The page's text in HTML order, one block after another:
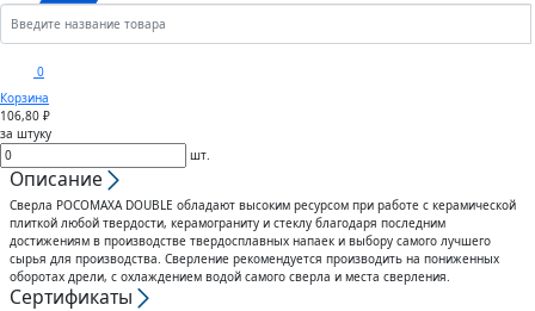
0
Корзина
Анкеры
Шплинты
Штифты
Дюбели
Шурупы
Скобы
Крюки
Вертлюги
Блоки
Сектора управления к
дроссельному клапану
Воздуховоды гибкие
Диффузоры для вентиляции
Штампованные изделия
106,80 ₽
за штуку
шт.
Описание
Сверла РОСОМАХА DOUBLE обладают высоким ресурсом при работе c керамической
плиткой любой твердости, керамограниту и стеклу благодаря последним
достижениям в производстве твердосплавных напаек и выбору самого лучшего
сырья для производства. Сверление рекомендуется производить на пониженных
оборотах дрели, с охлаждением водой самого сверла и места сверления.
Сертификаты